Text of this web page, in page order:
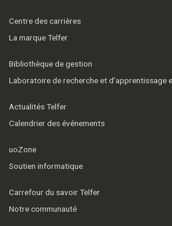
Centre des carrières
La marque Telfer
Bibliothèque de gestion
Laboratoire de recherche et d’apprentissage
Actualités Telfer
Calendrier des événements
uoZone
Soutien informatique
Carrefour du savoir Telfer
Notre communauté